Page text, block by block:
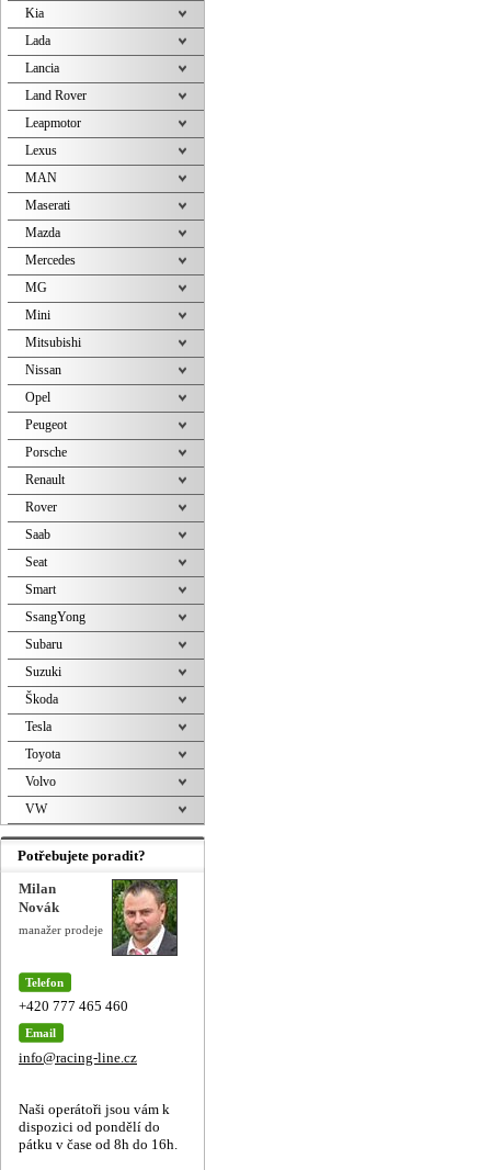
Kia
Lada
Lancia
Land Rover
Leapmotor
Lexus
MAN
Maserati
Mazda
Mercedes
MG
Mini
Mitsubishi
Nissan
Opel
Peugeot
Porsche
Renault
Rover
Saab
Seat
Smart
SsangYong
Subaru
Suzuki
Škoda
Tesla
Toyota
Volvo
VW
Potřebujete poradit?
Milan
Novák
manažer prodeje
Telefon
+420 777 465 460
Email
info@racing-line.cz
Naši operátoři jsou vám k
dispozici od pondělí do
pátku v čase od 8h do 16h.